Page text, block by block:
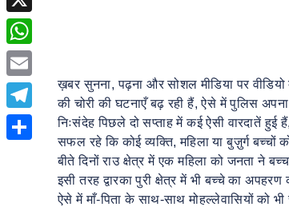
ख़बर सुनना, पढ़ना और सोशल मीडिया पर
की चोरी की घटनाएँ बढ़ रही हैं, ऐसे में पुलिस
निःसंदेह पिछले दो सप्ताह में कई ऐसी वारदातें
सफल रहे कि कोई व्यक्ति, महिला या बुज़ुर्ग
बीते दिनों राउ क्षेत्र में एक महिला को जनता ने
इसी तरह द्वारका पुरी क्षेत्र में भी बच्चे का
ऐसे में माँ-पिता के साथ-साथ मोहल्लेवासियों को
X
WhatsApp
Email
Telegram